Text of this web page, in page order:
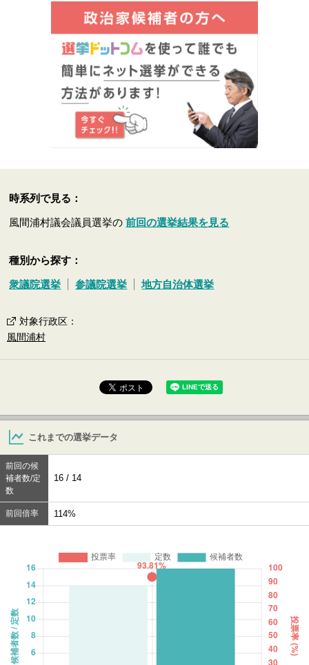
時系列で見る：
風間浦村議会議員選挙の前回の選挙結果を見る
種別から探す：
衆議院選挙 参議院選挙 地方自治体選挙
対象行政区 ：
風間浦村
これまでの選挙データ
前回の候
補者数/定
数
16 / 14
前回倍率 114%